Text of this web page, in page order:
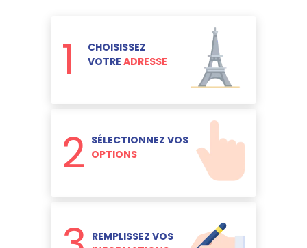
1
CHOISISSEZ
VOTRE ADRESSE
2 SÉLECTIONNEZ VOS
OPTIONS
REMPLISSEZ VOS